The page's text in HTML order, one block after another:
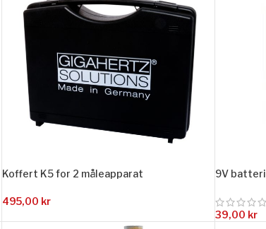
Koffert K5 for 2 måleapparat
495,00 kr
9V batteri
39,00 kr